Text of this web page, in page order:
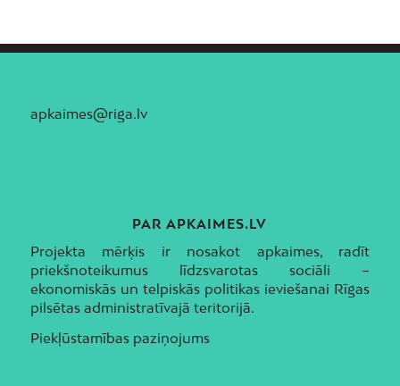
apkaimes@riga.lv
PAR APKAIMES.LV
Projekta mērķis ir nosakot apkaimes, radīt
priekšnoteikumus līdzsvarotas sociāli –
ekonomiskās un telpiskās politikas ieviešanai Rīgas
pilsētas administratīvajā teritorijā.
Piekļūstamības paziņojums